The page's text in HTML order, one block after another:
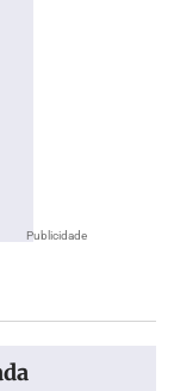
Publicidade